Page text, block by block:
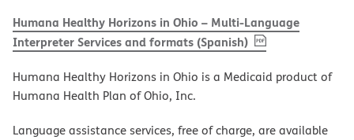
Humana Healthy Horizons in Ohio – Multi-Language
Interpreter Services and formats (Spanish), PDF(opens in new
Humana Healthy Horizons in Ohio is a Medicaid product of
Humana Health Plan of Ohio, Inc.
Language assistance services, free of charge, are available